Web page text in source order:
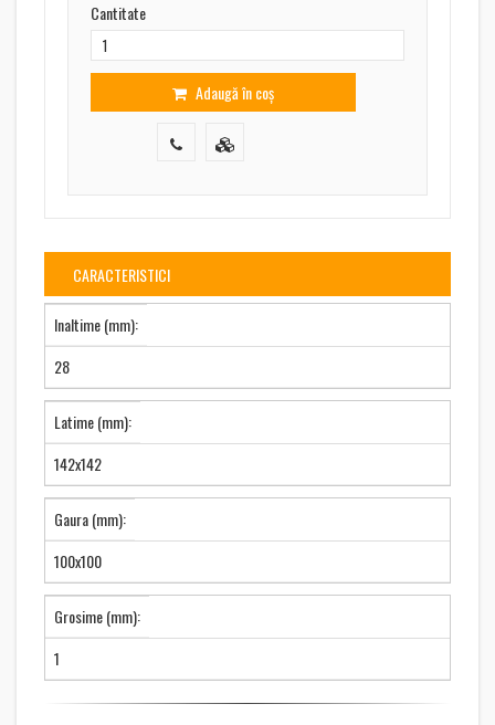
Cantitate
Adaugă în coș
CARACTERISTICI
Inaltime (mm):
28
Latime (mm):
142x142
Gaura (mm):
100x100
Grosime (mm):
1